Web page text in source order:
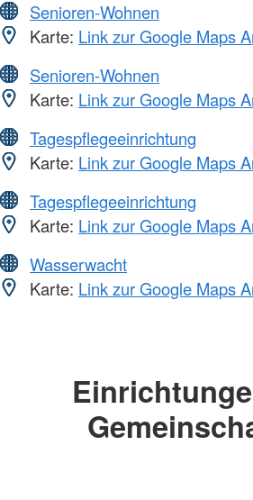
Senioren-Wohnen
Karte: Link zur Google Maps
Senioren-Wohnen
Karte: Link zur Google Maps
Tagespflegeeinrichtung
Karte: Link zur Google Maps
Tagespflegeeinrichtung
Karte: Link zur Google Maps
Wasserwacht
Karte: Link zur Google Maps